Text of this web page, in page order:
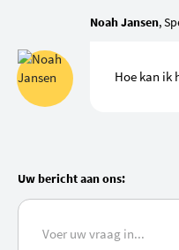
Noah Jansen,
Hoe kan ik
Uw bericht aan ons: